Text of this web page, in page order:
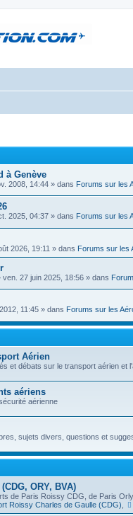
à Genève
2008, 14:44 » dans Forums sur les
2025, 04:37 » dans Forums sur les
2026, 19:11 » dans Forums sur les
ven. 27 juin 2025, 18:56 » dans
11:45 » dans Forums sur les
Aérien
et débats sur le transport aérien et
aériens
aérienne
sujets divers, questions et
ORY, BVA)
de Paris Roissy CDG, de Paris
Roissy Charles de Gaulle (CDG)